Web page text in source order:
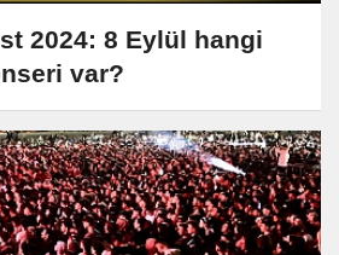
2024: 8 Eylül hangi
var?